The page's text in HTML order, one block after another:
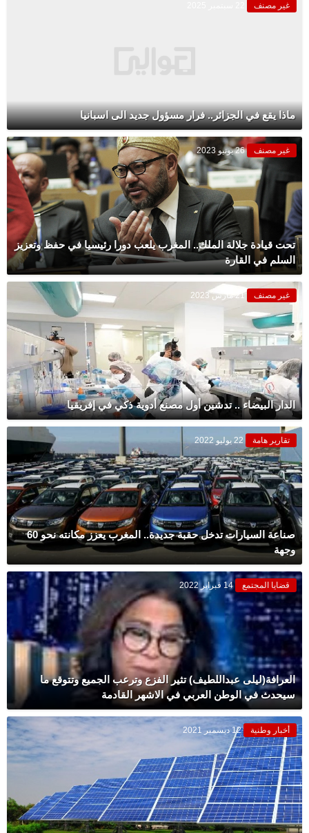
غير مصنف
ماذا يقع في الجزائر.. فرار مسؤول جديد الى اسبانيا
غير مصنف 26 يونيو 2023
تحت قيادة جلالة الملك.. المغرب يلعب دورا رئيسيا في حفظ وتعزيز
السلم في القارة
غير مصنف 21 مارس 2023
الدار البيضاء .. تدشين أول مصنع أدوية ذكي في إفريقيا
تقارير هامة 22 يوليو 2022
صناعة السيارات تدخل حقبة جديدة.. المغرب يعزز مكانته نحو 60
وجهة
قضايا المجتمع 14 فبراير 2022
العرافة(ليلى عبداللطيف) تثير الفزع وترعب الجميع وتتوقع ما
سيحدث في الوطن العربي في الاشهر القادمة
أخبار وطنية 12 ديسمبر 2021